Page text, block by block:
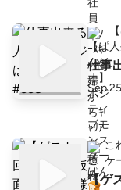
仕事
Sep
こ
ケ
【ゲ